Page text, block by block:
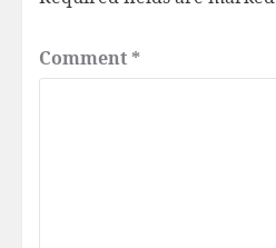
Comment *